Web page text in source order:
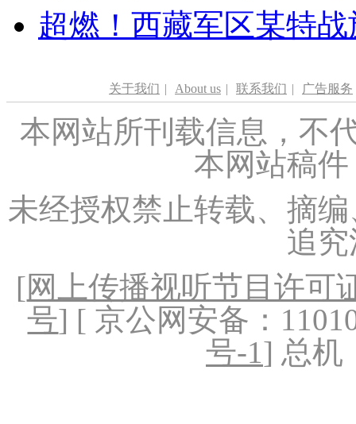
超燃！西藏军区某特
关于我们 | About us | 联系我们 | 广告服务
本网站所刊载信息，不
本网站稿
未经授权禁止转载、摘
追
[网上传播视听节目许可
号] [ 京公网安备：
号-1] 总机